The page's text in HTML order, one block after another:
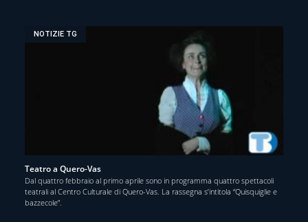
NOTIZIE TG
Teatro a Quero-Vas
Dal quattro febbraio al primo aprile sono in programma quattro spettacoli
teatrali al Centro Culturale di Quero-Vas. La rassegna s’intitola “Quisquiglie e
bazzecole”.